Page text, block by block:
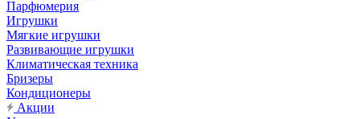
Парфюмерия
Игрушки
Мягкие игрушки
Развивающие игрушки
Климатическая техника
Бризеры
Кондиционеры
Акции